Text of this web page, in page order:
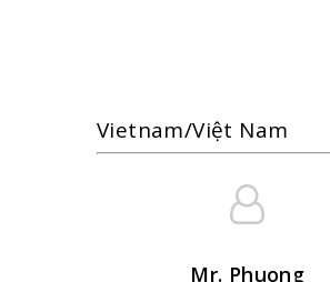
Vietnam/Việt Nam
Mr. Phuong